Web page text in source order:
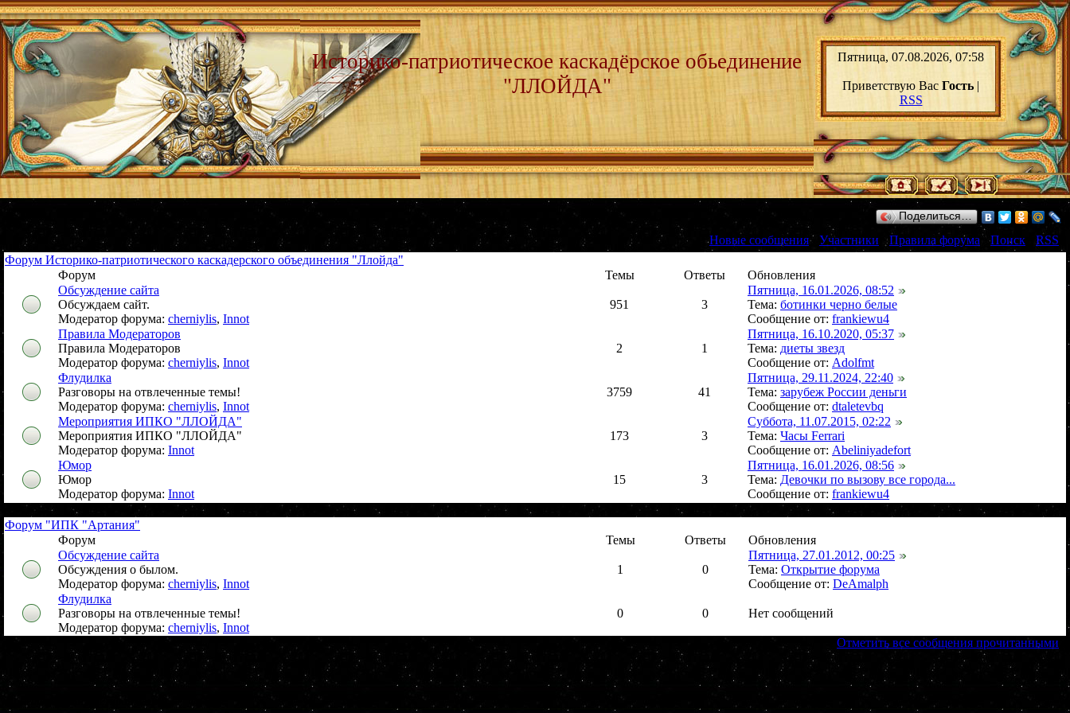
Пятница, 07.08.2026, 07:58
Приветствую Вас Гость |
RSS
Историко-патриотическое каскадёрское обьединение
"ЛЛОЙДА"
Поделиться…
[Новые сообщения· Участники ·Правила форума ·Поиск RSS
Форум Историко-патриотического каскадерского объединения "Ллойда"
Форум
Темы Ответы
Обновления
Обсуждение сайта
Обсуждаем сайт.
Модератор форума: cherniylis, Innot
951 3
Пятница, 16.01.2026, 08:52
Тема: ботинки черно белые
Сообщение от: frankiewu4
Правила Модераторов
Правила Модераторов
Модератор форума: cherniylis, Innot
2 1
Пятница, 16.10.2020, 05:37
Тема: диеты звезд
Сообщение от: Adolfmt
Флудилка
Разговоры на отвлеченные темы!
Модератор форума: cherniylis, Innot
3759 41
Пятница, 29.11.2024, 22:40
Тема: зарубеж России деньги
Сообщение от: dtaletevbq
Мероприятия ИПКО "ЛЛОЙДА"
Мероприятия ИПКО "ЛЛОЙДА"
Модератор форума: Innot
173 3
Суббота, 11.07.2015, 02:22
Тема: Часы Ferrari
Сообщение от: Abeliniyadefort
Юмор
Юмор
Модератор форума: Innot
15 3
Пятница, 16.01.2026, 08:56
Тема: Девочки по вызову все города...
Сообщение от: frankiewu4
Форум "ИПК "Артания"
Форум
Темы Ответы
Обновления
Обсуждение сайта
Обсуждения о былом.
Модератор форума: cherniylis, Innot
1 0
Пятница, 27.01.2012, 00:25
Тема: Открытие форума
Сообщение от: DeAmalph
Флудилка
Разговоры на отвлеченные темы!
Модератор форума: cherniylis, Innot
0 0 Нет сообщений
Отметить все сообщения прочитанными
Дополнительная информация